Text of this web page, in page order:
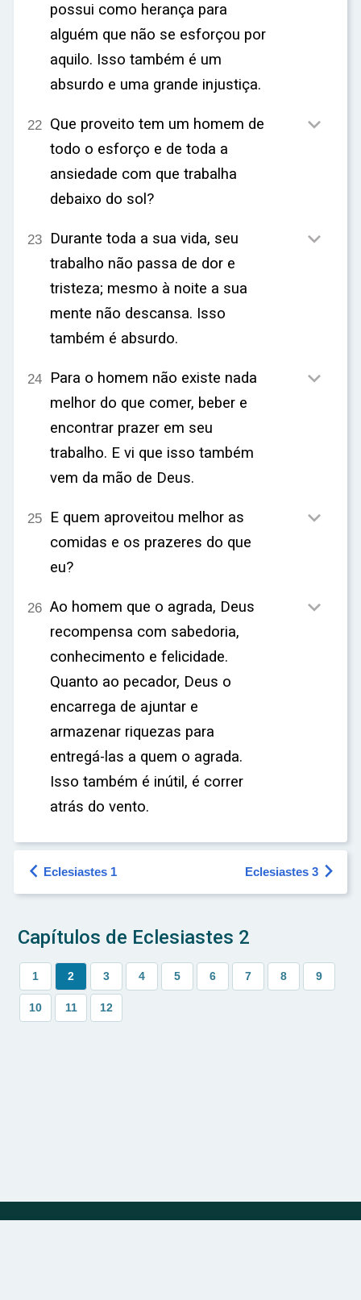
possui como herança para
alguém que não se esforçou por
aquilo. Isso também é um
absurdo e uma grande injustiça.
22 Que proveito tem um homem de
todo o esforço e de toda a
ansiedade com que trabalha
debaixo do sol?

23 Durante toda a sua vida, seu
trabalho não passa de dor e
tristeza; mesmo à noite a sua
mente não descansa. Isso
também é absurdo.

24 Para o homem não existe nada
melhor do que comer, beber e
encontrar prazer em seu
trabalho. E vi que isso também
vem da mão de Deus.

25 E quem aproveitou melhor as
comidas e os prazeres do que
eu?

26 Ao homem que o agrada, Deus
recompensa com sabedoria,
conhecimento e felicidade.
Quanto ao pecador, Deus o
encarrega de ajuntar e
armazenar riquezas para
entregá-las a quem o agrada.
Isso também é inútil, é correr
atrás do vento.

 Eclesiastes 1 Eclesiastes 3 
Capítulos de Eclesiastes 2
1 2 3 4 5 6 7 8 9
10 11 12